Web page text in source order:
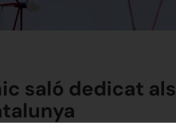
saló dedicat